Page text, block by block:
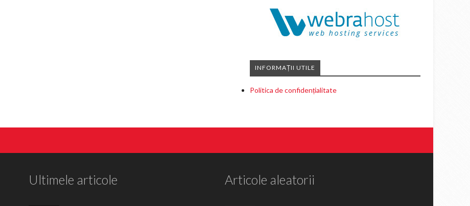
INFORMAȚII UTILE
Politica de confidențialitate
Ultimele articole Articole aleatorii